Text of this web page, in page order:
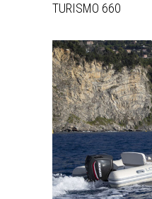
TURISMO 660